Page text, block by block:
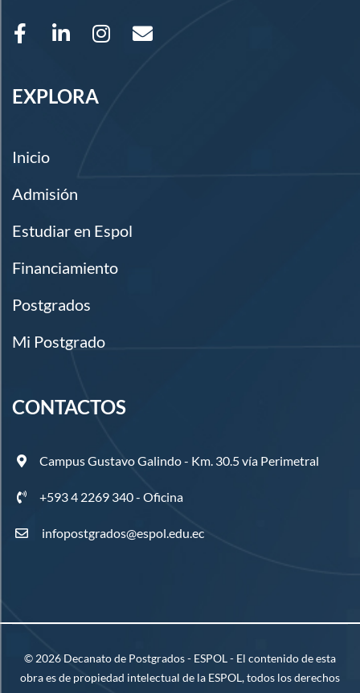
EXPLORA
Inicio
Admisión
Estudiar en Espol
Financiamiento
Postgrados
Mi Postgrado
CONTACTOS
Campus Gustavo Galindo - Km. 30.5 vía Perimetral
+593 4 2269 340 - Oficina
infopostgrados@espol.edu.ec
© 2026 Decanato de Postgrados - ESPOL - El contenido de esta
obra es de propiedad intelectual de la ESPOL, todos los derechos